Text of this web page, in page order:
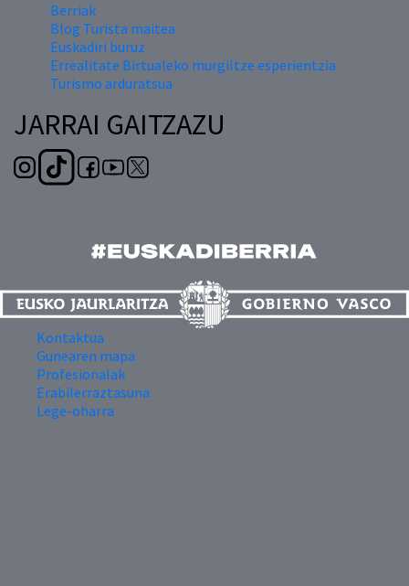
Berriak
Blog Turista maitea
Euskadiri buruz
Errealitate Birtualeko murgiltze esperientzia
Turismo arduratsua
JARRAI GAITZAZU
Kontaktua
Gunearen mapa
Profesionalak
Erabilerraztasuna
Lege-oharra